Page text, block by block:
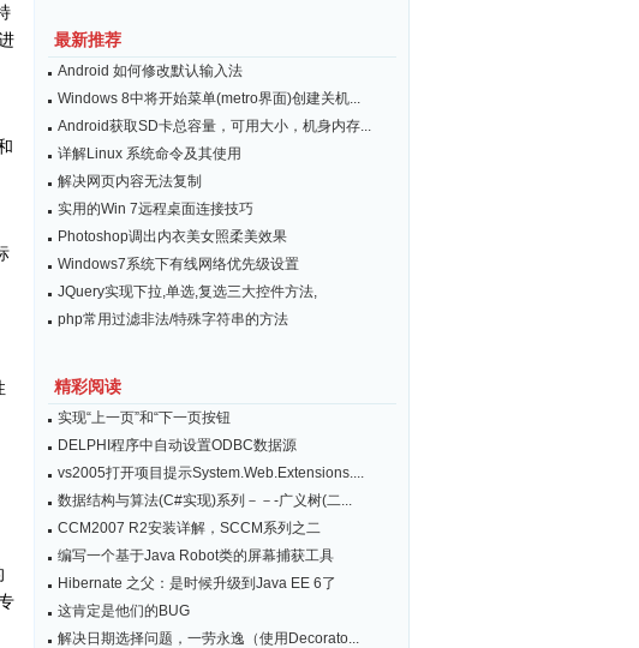
最新推荐
Android 如何修改默认输入法
Windows 8中将开始菜单(metro界面)创建关机...
Android获取SD卡总容量，可用大小，机身内存...
详解Linux 系统命令及其使用
解决网页内容无法复制
实用的Win 7远程桌面连接技巧
Photoshop调出内衣美女照柔美效果
Windows7系统下有线网络优先级设置
JQuery实现下拉,单选,复选三大控件方法,
php常用过滤非法/特殊字符串的方法
精彩阅读
实现“上一页”和“下一页按钮
DELPHI程序中自动设置ODBC数据源
vs2005打开项目提示System.Web.Extensions....
数据结构与算法(C#实现)系列－－-广义树(二...
CCM2007 R2安装详解，SCCM系列之二
编写一个基于Java Robot类的屏幕捕获工具
Hibernate 之父：是时候升级到Java EE 6了
这肯定是他们的BUG
解决日期选择问题，一劳永逸（使用Decorato...